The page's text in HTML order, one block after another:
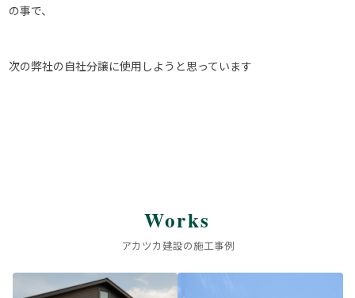
の事で、
次の弊社の自社分譲に使用しようと思っています
Works
アカツカ建設の施工事例